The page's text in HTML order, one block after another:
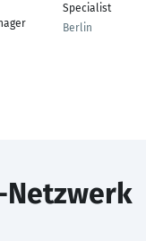
Specialist
Berlin
Netzwerk